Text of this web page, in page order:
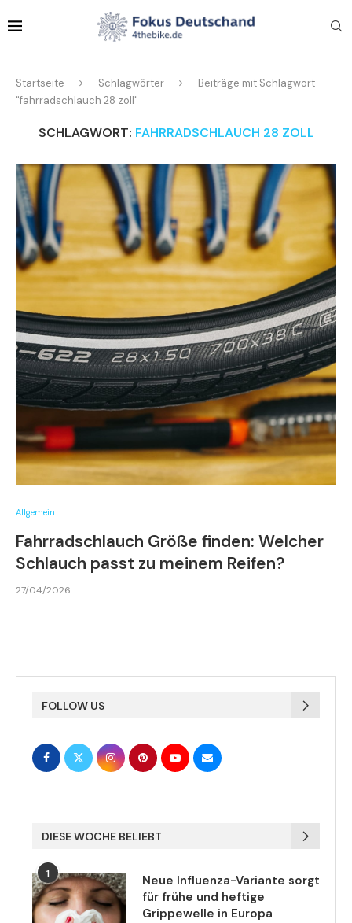
Startseite Schlagwörter
Beiträge mit Schlagwort
"fahrradschlauch 28 zoll"
SCHLAGWORT: FAHRRADSCHLAUCH 28 ZOLL
Allgemein
Fahrradschlauch Größe finden: Welcher
Schlauch passt zu meinem Reifen?
27/04/2026
FOLLOW US
DIESE WOCHE BELIEBT
1
Neue Influenza-Variante sorgt
für frühe und heftige
Grippewelle in Europa